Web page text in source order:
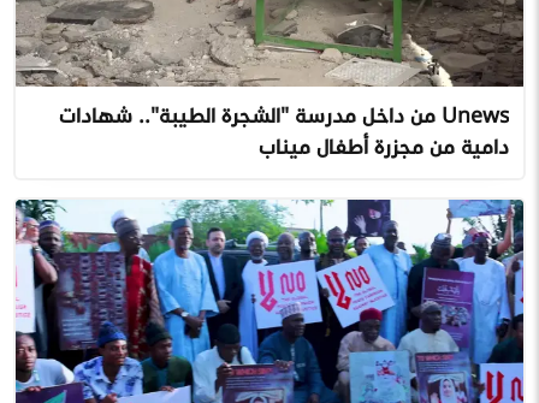
Unews من داخل مدرسة "الشجرة الطيبة".. شهادات
دامية من مجزرة أطفال ميناب